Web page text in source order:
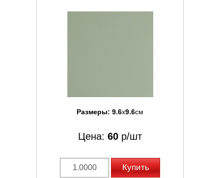
Размеры: 9.6x9.6см
Цена: 60 р/шт
Купить